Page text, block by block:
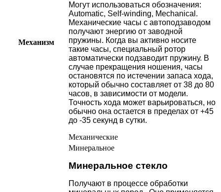
Механизм
Могут использоваться обозначения:
Automatic, Self-winding, Mechanical.
Механические часы с автоподзаводом
получают энергию от заводной
пружины. Когда вы активно носите
такие часы, специальный ротор
автоматически подзаводит пружину. В
случае прекращения ношения, часы
остановятся по истечении запаса хода,
который обычно составляет от 38 до 80
часов, в зависимости от модели.
Точность хода может варьироваться, но
обычно она остается в пределах от +45
до -35 секунд в сутки.
Механические
Минеральное
Минеральное стекло
Получают в процессе обработки